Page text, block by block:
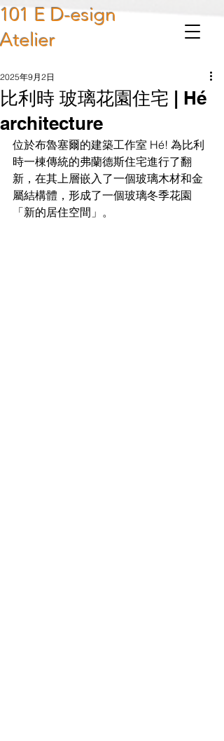
101 E D-esign
Atelier
比利時 玻璃花園住宅 | Hé
architecture
2025年9月2日
位於布魯塞爾的建築工作室 Hé! 為比利
時一棟傳統的弗蘭德斯住宅進行了翻
新，在其上層嵌入了一個玻璃木材和金
屬結構體，形成了一個玻璃冬季花園
「新的居住空間」。